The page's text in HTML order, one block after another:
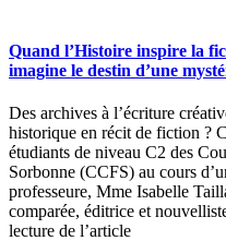
Quand l’Histoire inspire la
imagine le destin d’une
Des archives à l’écriture
historique en récit de fiction ?
étudiants de niveau C2 des
Sorbonne (CCFS) au cours
professeure, Mme Isabelle
comparée, éditrice et
lecture de l’article